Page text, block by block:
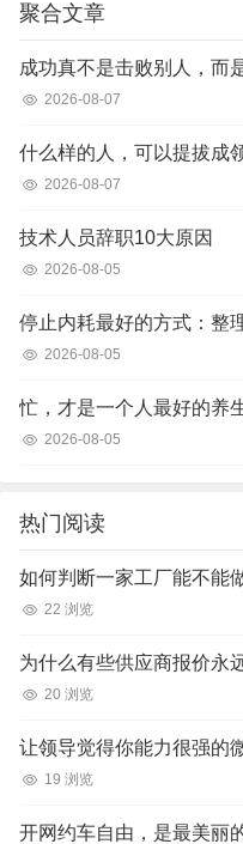
聚合文章
成功真不是击败别人，而
2026-08-07
什么样的人，可以提拔成
2026-08-07
技术人员辞职10大原因
2026-08-05
停止内耗最好的方式：整
2026-08-05
忙，才是一个人最好的养
2026-08-05
热门阅读
如何判断一家工厂能不能
22 浏览
为什么有些供应商报价永
20 浏览
让领导觉得你能力很强的
19 浏览
开网约车自由，是最美丽